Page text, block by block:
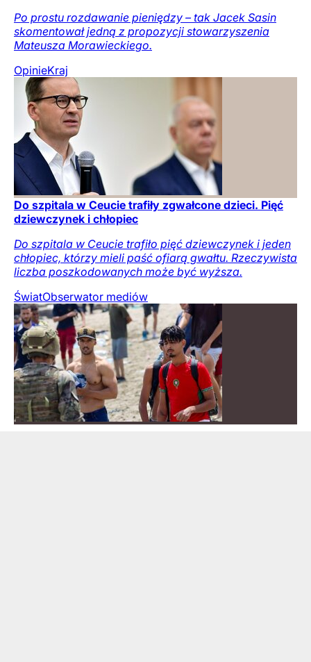
Po prostu rozdawanie pieniędzy – tak Jacek Sasin
skomentował jedną z propozycji stowarzyszenia
Mateusza Morawieckiego.
OpinieKraj
Do szpitala w Ceucie trafiły zgwałcone dzieci. Pięć
dziewczynek i chłopiec
Do szpitala w Ceucie trafiło pięć dziewczynek i jeden
chłopiec, którzy mieli paść ofiarą gwałtu. Rzeczywista
liczba poszkodowanych może być wyższa.
ŚwiatObserwator mediów